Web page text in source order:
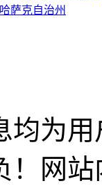
萨克自治州
均为
！网